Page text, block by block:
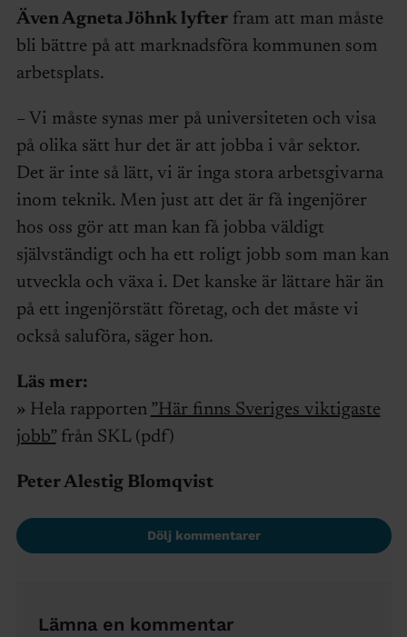
Även Agneta Jöhnk lyfterfram att man måste
bli bättre på att marknadsföra kommunen som
arbetsplats.
– Vi måste synas mer på universiteten och visa
på olika sätt hur det är att jobba i vår sektor.
Det är inte så lätt, vi är inga stora arbetsgivarna
inom teknik. Men just att det är få ingenjörer
hos oss gör att man kan få jobba väldigt
självständigt och ha ett roligt jobb som man kan
utveckla och växa i. Det kanske är lättare här än
på ett ingenjörstätt företag, och det måste vi
också saluföra, säger hon.
Läs mer:
» Hela rapporten ”Här finns Sveriges viktigaste
jobb”från SKL (pdf)
Peter Alestig Blomqvist
Dölj kommentarer
Lämna en kommentar